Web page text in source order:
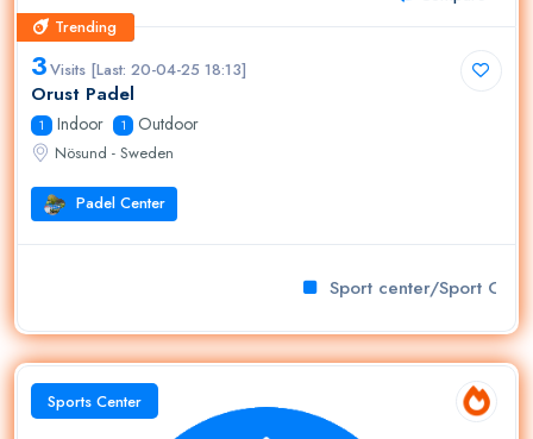
Trending
Trending
3Visits [Last: 20-04-25 18:13]
Orust Padel
1 Indoor 1 Outdoor
Nösund - Sweden
Padel Center
Sport center/Sport Club
Sports Center